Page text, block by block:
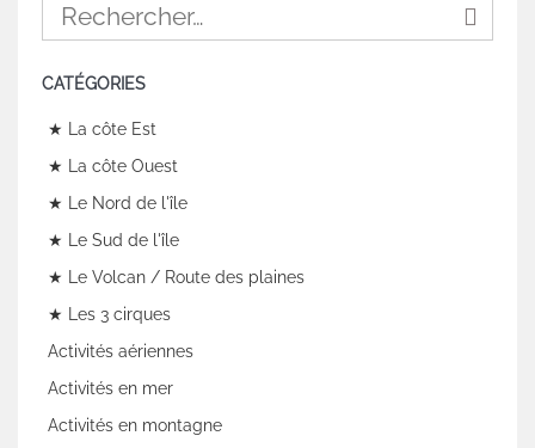
CATÉGORIES
★ La côte Est
★ La côte Ouest
★ Le Nord de l'île
★ Le Sud de l'île
★ Le Volcan / Route des plaines
★ Les 3 cirques
Activités aériennes
Activités en mer
Activités en montagne